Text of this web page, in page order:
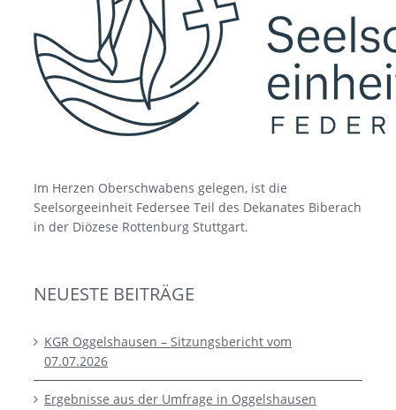
Im Herzen Oberschwabens gelegen, ist die
Seelsorgeeinheit Federsee Teil des Dekanates Biberach
in der Diözese Rottenburg Stuttgart.
NEUESTE BEITRÄGE
KGR Oggelshausen – Sitzungsbericht vom
07.07.2026
Ergebnisse aus der Umfrage in Oggelshausen